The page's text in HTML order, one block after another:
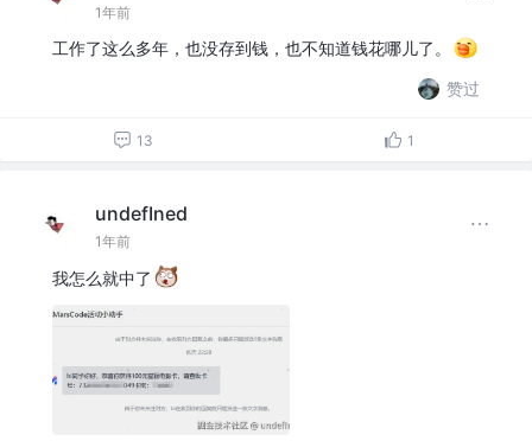
1年前
工作了这么多年，也没存到钱，也不知道钱花哪儿了。
赞过
13 1
undefIned
1年前
我怎么就中了